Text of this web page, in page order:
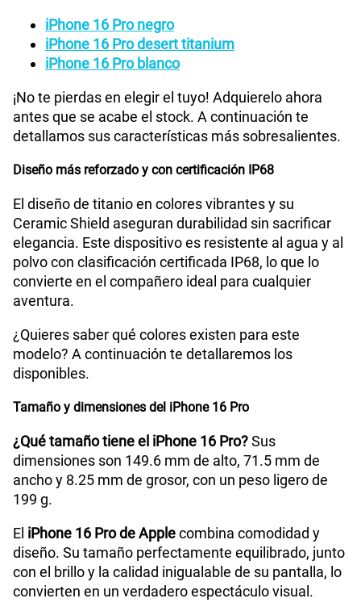
iPhone 16 Pro negro
iPhone 16 Pro desert titanium
iPhone 16 Pro blanco
¡No te pierdas en elegir el tuyo! Adquierelo ahora
antes que se acabe el stock. A continuación te
detallamos sus características más sobresalientes.
Diseño más reforzado y con certificación IP68
El diseño de titanio en colores vibrantes y su
Ceramic Shield aseguran durabilidad sin sacrificar
elegancia. Este dispositivo es resistente al agua y al
polvo con clasificación certificada IP68, lo que lo
convierte en el compañero ideal para cualquier
aventura.
¿Quieres saber qué colores existen para este
modelo? A continuación te detallaremos los
disponibles.
Tamaño y dimensiones del iPhone 16 Pro
¿Qué tamaño tiene el iPhone 16 Pro?Sus
dimensiones son 149.6 mm de alto, 71.5 mm de
ancho y 8.25 mm de grosor, con un peso ligero de
199 g.
El iPhone 16 Pro de Applecombina comodidad y
diseño. Su tamaño perfectamente equilibrado, junto
con el brillo y la calidad inigualable de su pantalla, lo
convierten en un verdadero espectáculo visual.